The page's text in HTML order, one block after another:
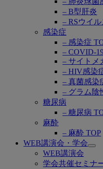
– B型肝炎
– RSウイ
感染症
– 感染症
– COVID-
– サイトメ
– HIV感染
– 真菌感染
– グラム陰
糖尿病
– 糖尿病
麻酔
– 麻酔 TOP
WEB講演会・学会
Open
WEB講演会
学会共催セミナ